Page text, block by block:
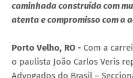
caminhada construída com
atenta e compromisso com a
Porto Velho, RO - Com a
o paulista João Carlos Veris
Advogados do Brasil –